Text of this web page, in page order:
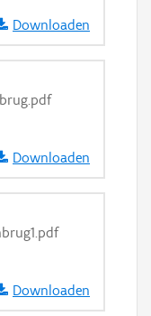
Downloaden
Downloaden
Downloaden